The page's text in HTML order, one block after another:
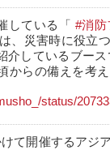
している「 #消防
、災害時に役立
介しているブー
からの備えを考
status/
て開催するアジ